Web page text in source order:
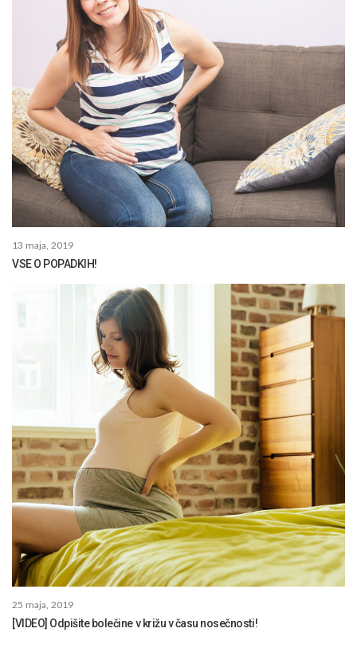
13 maja, 2019
VSE O POPADKIH!
25 maja, 2019
[VIDEO] Odpišite bolečine v križu v času nosečnosti!